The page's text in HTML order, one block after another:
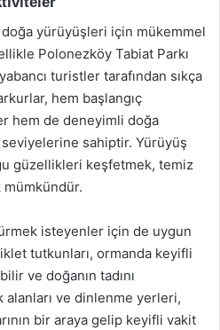
doğa yürüyüşleri için mükemmel
Polonezköy Tabiat Parkı
turistler tarafından sıkça
hem başlangıç
hem de deneyimli doğa
sahiptir. Yürüyüş
güzellikleri keşfetmek, temiz
mümkündür.
isteyenler için de uygun
tutkunları, ormanda keyifli
ve doğanın tadını
alanları ve dinlenme yerleri,
bir araya gelip keyifli vakit